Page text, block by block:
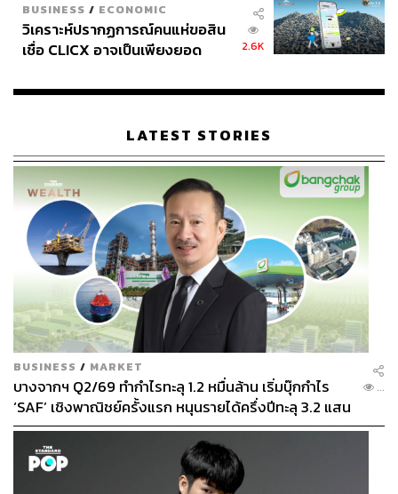
BUSINESS / ECONOMIC
วิเคราะห์ปรากฏการณ์คนแห่ขอสิน
เชื่อ CLICX อาจเป็นเพียงยอด
เรือนไทยที่ถูกซุกไว้
2.6K
LATEST STORIES
BUSINESS / MARKET
บางจากฯ Q2/69 ทำกำไรทะลุ 1.2 หมื่นล้าน เริ่มบุ๊กกำไร
‘SAF’ เชิงพาณิชย์ครั้งแรก หนุนรายได้ครึ่งปีทะลุ 3.2 แสน
ล้าน
...